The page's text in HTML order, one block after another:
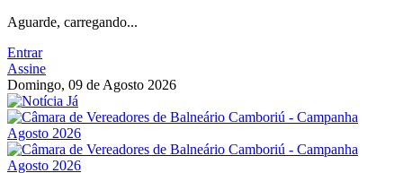
Aguarde, carregando...
Entrar
Assine
Domingo, 09 de Agosto 2026